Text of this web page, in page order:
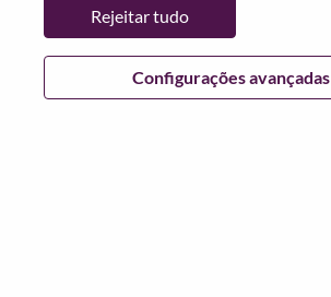
Configurações avançadas
Rejeitar tudo